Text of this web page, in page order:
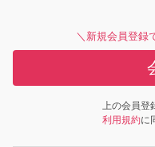
＼新規会員登録
上の会員登
利用規約に